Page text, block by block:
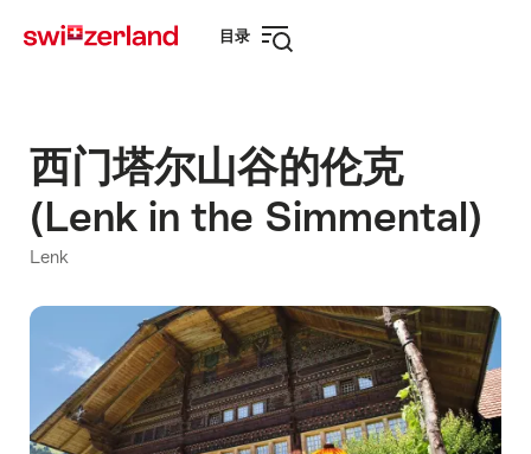
目录
西门塔尔山谷的伦克
(Lenk in the Simmental)
Lenk